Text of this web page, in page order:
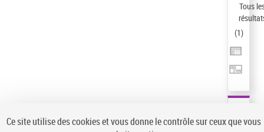
Tous
(1)
Ce site utilise des cookies et vous donne le contrôle sur ceux que vous